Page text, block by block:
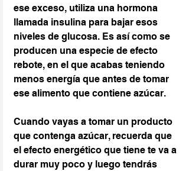
ese exceso, utiliza una hormona
llamada insulina para bajar esos
niveles de glucosa. Es así como se
producen una especie de efecto
rebote, en el que acabas teniendo
menos energía que antes de tomar
ese alimento que contiene azúcar.
Cuando vayas a tomar un producto
que contenga azúcar, recuerda que
el efecto energético que tiene te va a
durar muy poco y luego tendrás